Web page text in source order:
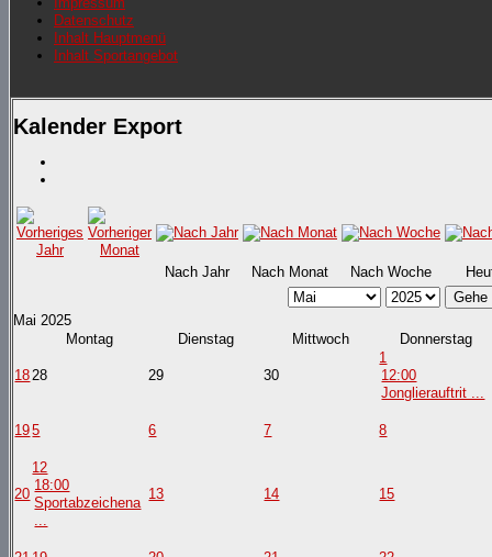
Datenschutz
Inhalt Hauptmenü
Inhalt Sportangebot
Kalender Export
Nach Jahr Nach Monat Nach Woche
Gehe
Mai 2025
Montag
Dienstag Mittwoch Donnerstag
18 28 29 30
1
12:00
Jonglierauftrit ...
195 6 7 8
20
12
18:00
Sportabzeichena
13 14 15